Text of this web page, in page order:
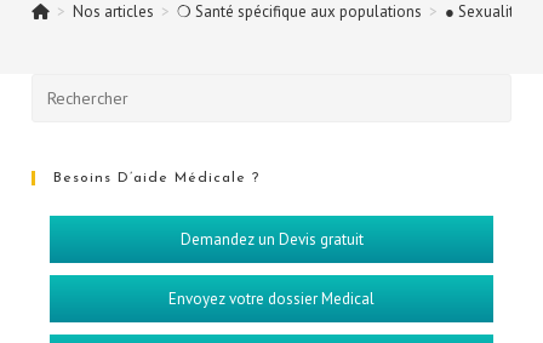
> Nos articles > ❍ Santé spécifique aux populations > ● Sexualité
Besoins D’aide Médicale ?
Demandez un Devis gratuit
Envoyez votre dossier Medical